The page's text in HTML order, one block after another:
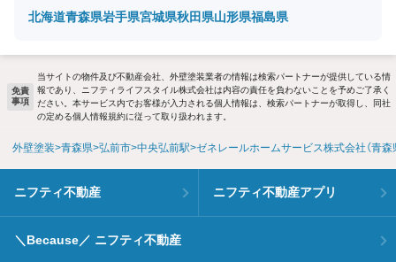
北海道青森県岩手県宮城県秋田県山形県福島県
免責
事項
当サイトの物件及び不動産会社、外壁塗装業者の情報は検索パートナーが提供している情
報であり、ニフティライフスタイル株式会社は内容の責任を負わないことを予めご了承く
ださい。本サービス内でお客様が入力される個人情報は、検索パートナーが取得し、同社
の定める個人情報規約に従って取り扱われます。
外壁塗装 青森県 弘前市 中央弘前駅 ゼネレールホームサービス株式会社（青森
ニフティ不動産 ニフティ不動産アプリ
＼Because／ ニフティ不動産